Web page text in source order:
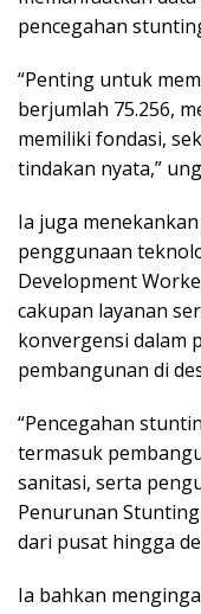
pencegahan
“Penting untuk
berjumlah 75.256,
memiliki fondasi,
tindakan nyata,”
Ia juga
penggunaan
Development
cakupan layanan
konvergensi dalam
pembangunan di
“Pencegahan
termasuk
sanitasi, serta
Penurunan
dari pusat hingga
Ia bahkan